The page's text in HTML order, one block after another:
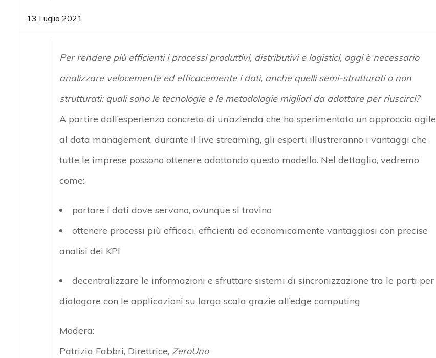
13 Luglio 2021
Per rendere più efficienti i processi produttivi, distributivi e logistici, oggi è necessario
analizzare velocemente ed efficacemente i dati, anche quelli semi-strutturati o non
strutturati: quali sono le tecnologie e le metodologie migliori da adottare per riuscirci?
A partire dall’esperienza concreta di un’azienda che ha sperimentato un approccio agile
al data management, durante il live streaming, gli esperti illustreranno i vantaggi che
tutte le imprese possono ottenere adottando questo modello. Nel dettaglio, vedremo
come:
portare i dati dove servono, ovunque si trovino
ottenere processi più efficaci, efficienti ed economicamente vantaggiosi con precise
analisi dei KPI
decentralizzare le informazioni e sfruttare sistemi di sincronizzazione tra le parti per
dialogare con le applicazioni su larga scala grazie all’edge computing
Modera:
Patrizia Fabbri, Direttrice, ZeroUno